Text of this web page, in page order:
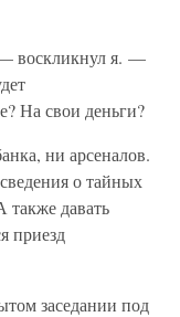
воскликнул я. —
На свои деньги?
ни арсеналов.
о тайных
также давать
приезд
заседании под